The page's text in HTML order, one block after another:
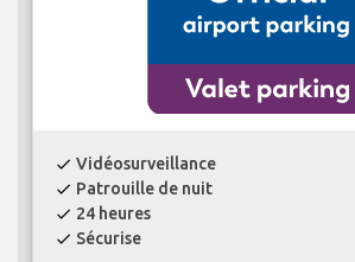
check Vidéosurveillance
check Patrouille de nuit
check 24 heures
check Sécurise